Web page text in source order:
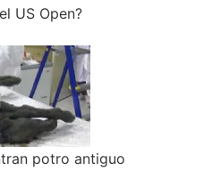
US Open?
potro antiguo